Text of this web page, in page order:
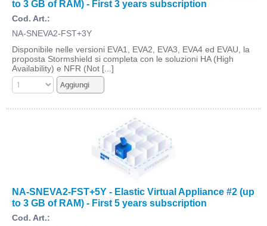
to 3 GB of RAM) - First 3 years subscription
Cod. Art.:
NA-SNEVA2-FST+3Y
Disponibile nelle versioni EVA1, EVA2, EVA3, EVA4 ed EVAU, la
proposta Stormshield si completa con le soluzioni HA (High
Availability) e NFR (Not [...]
NA-SNEVA2-FST+5Y - Elastic Virtual Appliance #2 (up
to 3 GB of RAM) - First 5 years subscription
Cod. Art.: